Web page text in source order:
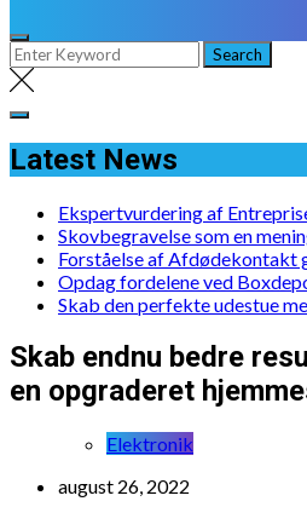
Latest News
Ekspertvurdering af
Skovbegravelse som en
Forståelse af Afdødekontakt
Opdag fordelene ved
Skab den perfekte udestue
Skab endnu bedre
en opgraderet
Elektronik
august 26, 2022